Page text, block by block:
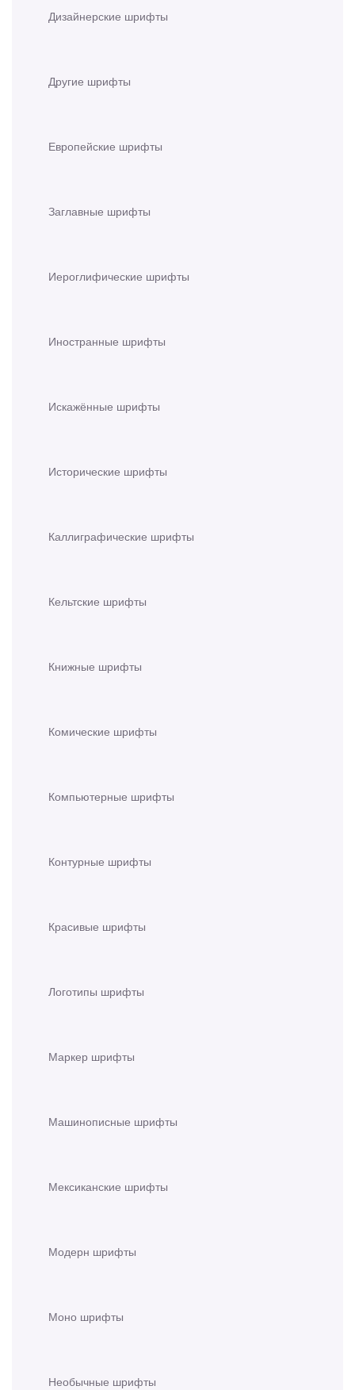
Дизайнерские шрифты
Другие шрифты
Европейские шрифты
Заглавные шрифты
Иероглифические шрифты
Иностранные шрифты
Искажённые шрифты
Исторические шрифты
Каллиграфические шрифты
Кельтские шрифты
Книжные шрифты
Комические шрифты
Компьютерные шрифты
Контурные шрифты
Красивые шрифты
Логотипы шрифты
Маркер шрифты
Машинописные шрифты
Мексиканские шрифты
Модерн шрифты
Моно шрифты
Необычные шрифты